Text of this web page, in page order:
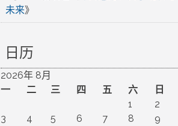
未来》
日历
2026年 8月
一
二 三 四 五 六
日
1
2
3
4 5 6 7 8
9